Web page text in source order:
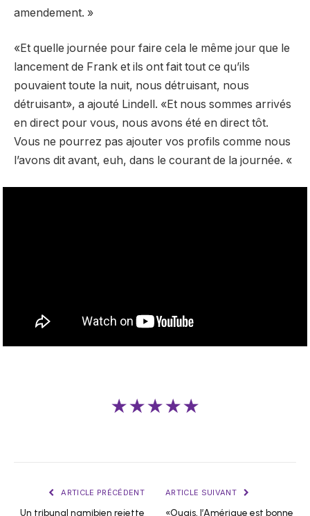
amendement. »
«Et quelle journée pour faire cela le même jour que le
lancement de Frank et ils ont fait tout ce qu’ils
pouvaient toute la nuit, nous détruisant, nous
détruisant», a ajouté Lindell. «Et nous sommes arrivés
en direct pour vous, nous avons été en direct tôt.
Vous ne pourrez pas ajouter vos profils comme nous
l’avons dit avant, euh, dans le courant de la journée. «
★★★★★
ARTICLE PRÉCÉDENT
Un tribunal namibien rejette
ARTICLE SUIVANT
«Ouais, l’Amérique est bonne